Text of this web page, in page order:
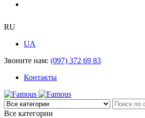
RU
UA
Звоните нам: (097) 372 69 83
Контакты
Все категории